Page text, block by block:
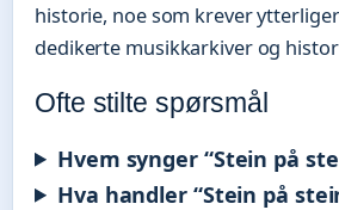
historie, noe som krever
dedikerte musikkarkiver og
Ofte stilte spørsmål
Hvem synger “Stein på
Hva handler “Stein på